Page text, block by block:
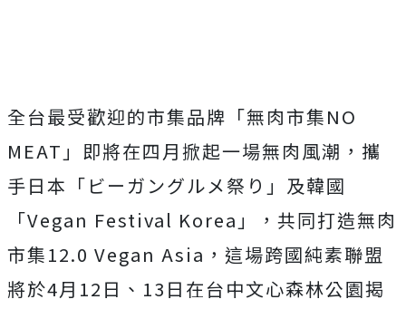
全台最受歡迎的市集品牌「無肉市集NO
MEAT」即將在四月掀起一場無肉風潮，攜
手日本「ビーガングルメ祭り」及韓國
「Vegan Festival Korea」，共同打造無肉
市集12.0 Vegan Asia，這場跨國純素聯盟
將於4月12日、13日在台中文心森林公園揭